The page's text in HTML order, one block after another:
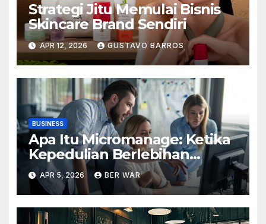
Strategi Jitu Memulai Bisnis
Skincare Brand Sendiri
APR 12, 2026 GUSTAVO BARROS
BUSINESS
Apa Itu Micromanage: Ketika
Kepedulian Berlebihan
Menjadi Beban
APR 5, 2026 BER WAR